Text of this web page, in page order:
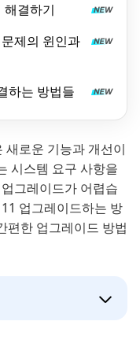
결하기
제의 윈인과
하는 방법들
새로운 기능과 개선이
시스템 요구 사항을
그레이드가 어렵습
업그레이드하는 방
편한 업그레이드 방법